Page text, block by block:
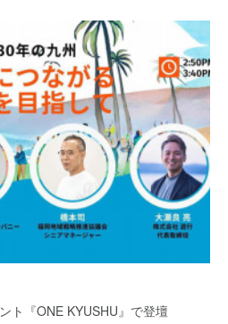
ト『ONE KYUSHU』で登壇